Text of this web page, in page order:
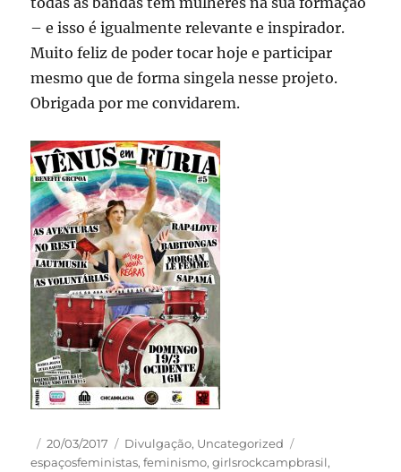
– e isso é igualmente relevante e inspirador.
Muito feliz de poder tocar hoje e participar
mesmo que de forma singela nesse projeto.
Obrigada por me convidarem.
Autor
Publicado
em
20/03/2017 Categorias
Divulgação, Uncategorized
espaçosfeministas,feminismo,girlsrockcampbrasil,